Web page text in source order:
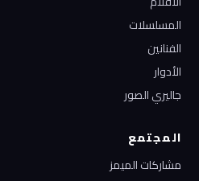
المسلسلات
الفنانين
الأدوار
جاليري الصور
المجتمع
مشاركات الميمز